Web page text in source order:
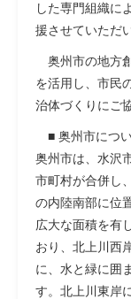
した専門組織に
援させていただ
奥州市の地方
を活用し、市民
治体づくりにご
■ 奥州市につ
奥州市は、水沢
市町村が合併し
の内陸南部に位
広大な面積を有
おり、北上川西
に、水と緑に囲
す。北上川東岸